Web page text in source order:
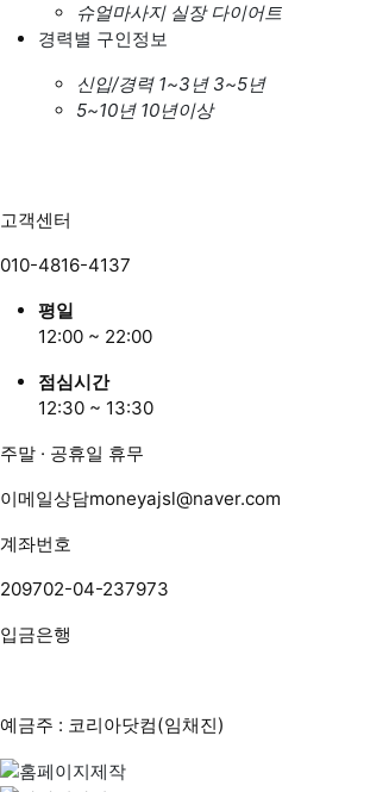
슈얼마사지 실장 다이어트
경력별 구인정보
신입/경력 1~3년 3~5년
5~10년 10년이상
고객센터
010-4816-4137
평일
12:00 ~ 22:00
점심시간
12:30 ~ 13:30
주말 · 공휴일 휴무
이메일상담moneyajsl@naver.com
계좌번호
209702-04-237973
입금은행
예금주 : 코리아닷컴(임채진)